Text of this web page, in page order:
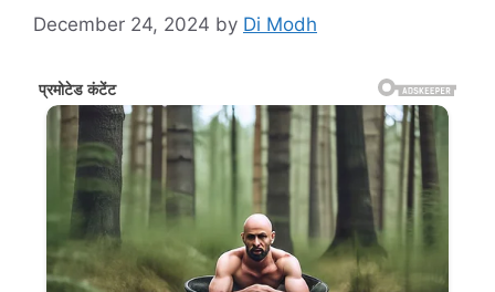
December 24, 2024 by Di Modh